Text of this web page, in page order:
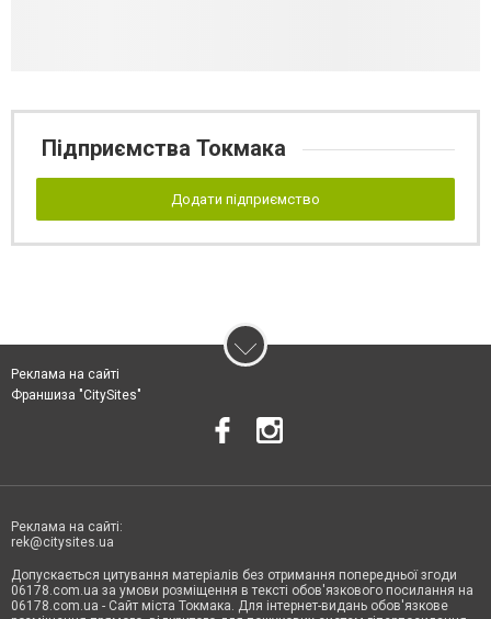
Підприємства Токмака
Додати підприємство
Реклама на сайті
Франшиза "CitySites"
Реклама на сайті:
rek@citysites.ua
Допускається цитування матеріалів без отримання попередньої згоди
06178.com.ua за умови розміщення в тексті обов'язкового посилання на
06178.com.ua - Сайт міста Токмака. Для інтернет-видань обов'язкове